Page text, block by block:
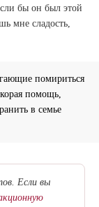
бы он был этой
мне сладость,
помириться
помощь,
в семье
Если вы